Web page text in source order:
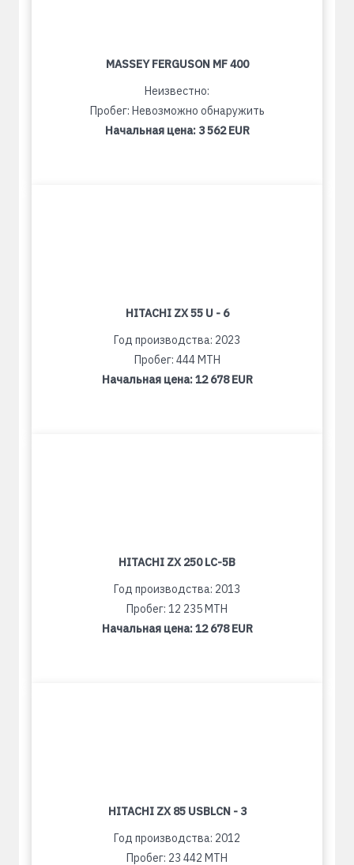
MASSEY FERGUSON MF 400
Неизвестно:
Пробег: Невозможно обнаружить
Начальная цена: 3 562 EUR
HITACHI ZX 55 U - 6
Год производства: 2023
Пробег: 444 MTH
Начальная цена:12 678 EUR
HITACHI ZX 250 LC-5B
Год производства: 2013
Пробег: 12 235 MTH
Начальная цена:12 678 EUR
HITACHI ZX 85 USBLCN - 3
Год производства: 2012
Пробег: 23 442 MTH